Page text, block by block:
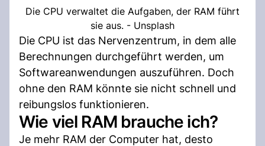
Die CPU verwaltet die Aufgaben, der RAM führt
sie aus. - Unsplash
Die CPU ist das Nervenzentrum, in dem alle
Berechnungen durchgeführt werden, um
Softwareanwendungen auszuführen. Doch
ohne den RAM könnte sie nicht schnell und
reibungslos funktionieren.
Wie viel RAM brauche ich?
Je mehr RAM der Computer hat, desto